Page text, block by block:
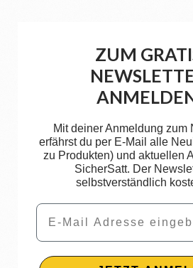
ZUM
Mit deiner Anmeldung zum
erfährst du per E-Mail alle
zu Produkten) und aktuellen
SicherSatt. Der
selbstverständlich
Email